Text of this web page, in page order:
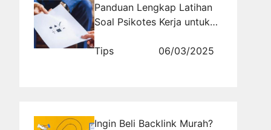
Panduan Lengkap Latihan
Soal Psikotes Kerja untuk
Tips
06/03/2025
Ingin Beli Backlink Murah?